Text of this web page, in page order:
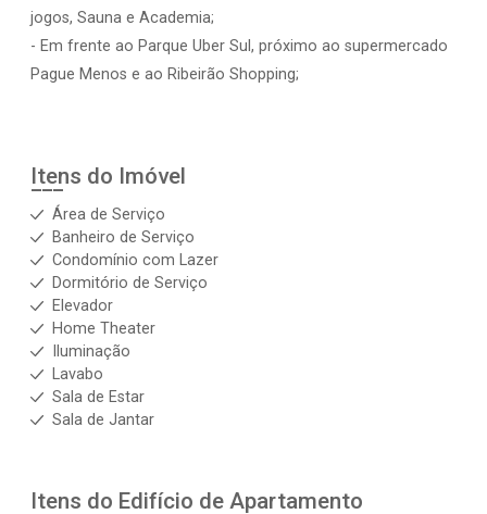
jogos, Sauna e Academia;
- Em frente ao Parque Uber Sul, próximo ao supermercado
Pague Menos e ao Ribeirão Shopping;
Itens do Imóvel
Área de Serviço
Banheiro de Serviço
Condomínio com Lazer
Dormitório de Serviço
Elevador
Home Theater
Iluminação
Lavabo
Sala de Estar
Sala de Jantar
Itens do Edifício de Apartamento